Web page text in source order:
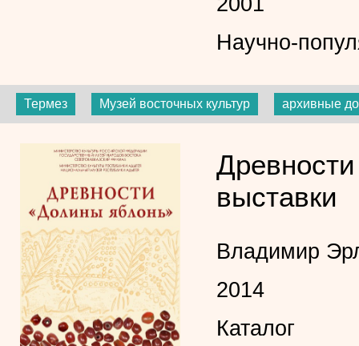
Научно-
Термез Музей восточных культур архивные
выставки
Владимир
2014
Каталог